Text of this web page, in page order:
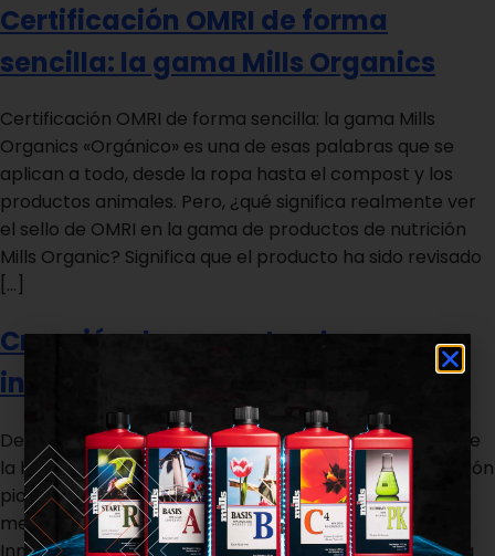
Certificación OMRI de forma
sencilla: la gama Mills Organics
Certificación OMRI de forma sencilla: la gama Mills
Organics «Orgánico» es una de esas palabras que se
aplican a todo, desde la ropa hasta el compost y los
productos animales. Pero, ¿qué significa realmente ver
el sello de OMRI en la gama de productos de nutrición
Mills Organic? Significa que el producto ha sido revisado
[…]
Creación de un centro de
investigación para el cannabis
Delphy, junto con socios de renombre en la industria de
la horticultura, ha establecido un centro de investigación
pionero que se centra en el cultivo de cannabis
medicinal, llamado Medical Cannabis Platform for